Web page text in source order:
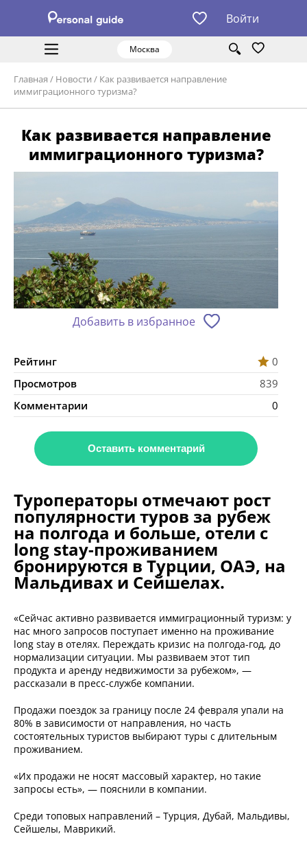
Войти
Москва
Главная / Новости / Как развивается направление
иммиграционного туризма?
Как развивается направление
иммиграционного туризма?
Добавить в избранное
Рейтинг
0
Просмотров
839
Комментарии
0
Оставить комментарий
Туроператоры отмечают рост
популярности туров за рубеж
на полгода и больше, отели с
long stay-проживанием
бронируются в Турции, ОАЭ, на
Мальдивах и Сейшелах.
«Сейчас активно развивается иммиграционный туризм: у
нас много запросов поступает именно на проживание
long stay в отелях. Переждать кризис на полгода-год, до
нормализации ситуации. Мы развиваем этот тип
продукта и аренду недвижимости за рубежом», —
рассказали в пресс-службе компании.
Продажи поездок за границу после 24 февраля упали на
80% в зависимости от направления, но часть
состоятельных туристов выбирают туры с длительным
проживанием.
«Их продажи не носят массовый характер, но такие
запросы есть», — пояснили в компании.
Среди топовых направлений – Турция, Дубай, Мальдивы,
Сейшелы, Маврикий.